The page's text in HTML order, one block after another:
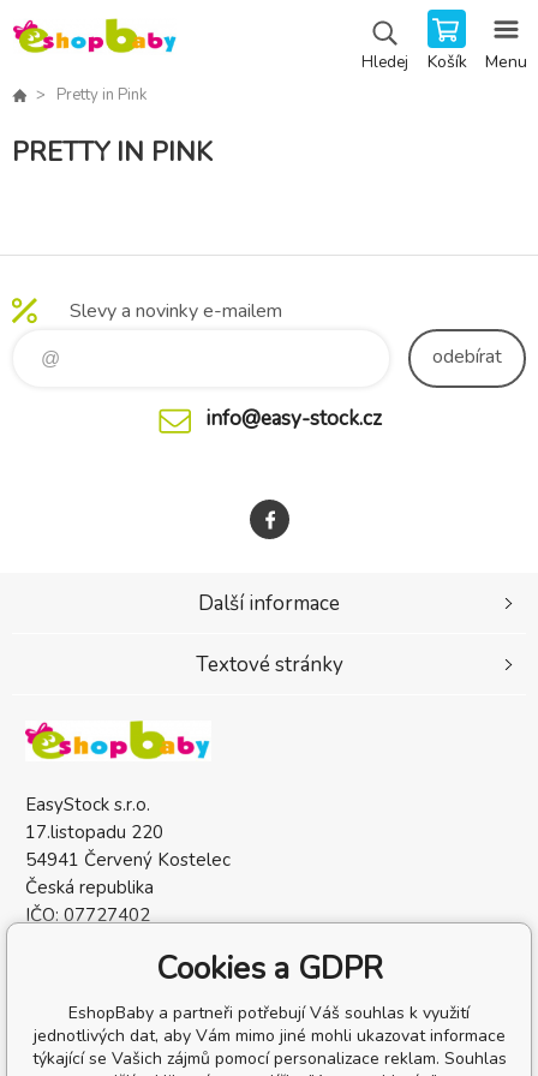
Hledej Košík Menu
Pretty in Pink
PRETTY IN PINK
Slevy a novinky e-mailem
odebírat
info@easy-stock.cz
EasyStock s.r.o.
17.listopadu 220
54941 Červený Kostelec
Česká republika
IČO: 07727402
Další informace
Textové stránky
Cookies a GDPR
EshopBaby a partneři potřebují Váš souhlas k využití
jednotlivých dat, aby Vám mimo jiné mohli ukazovat informace
týkající se Vašich zájmů pomocí personalizace reklam. Souhlas